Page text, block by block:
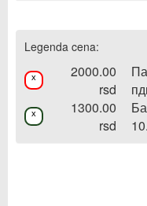
Legenda cena:
x
2000.00
rsd
x
1300.00
rsd